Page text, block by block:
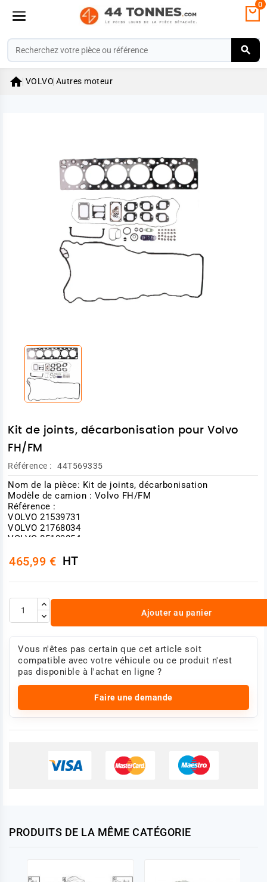
0
 VOLVO Autres moteur
Kit de joints, décarbonisation pour Volvo
FH/FM
Référence : 44T569335
Nom de la pièce: Kit de joints, décarbonisation
Modèle de camion : Volvo FH/FM
Référence :
VOLVO 21539731
VOLVO 21768034
VOLVO 85109854
465,99 € HT
Ajouter au panier
Vous n'êtes pas certain que cet article soit
compatible avec votre véhicule ou ce produit n'est
pas disponible à l'achat en ligne ?
Faire une demande
PRODUITS DE LA MÊME CATÉGORIE